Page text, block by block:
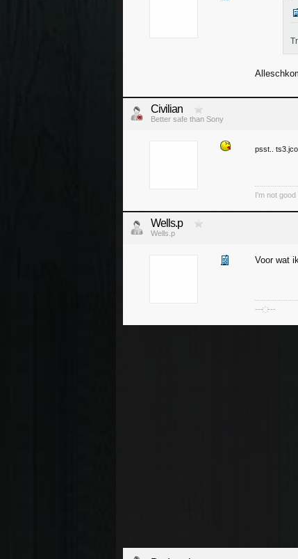
Civilian
Better safe than Sony
psst..
I'm not
Wells.p
Wells.p
Voor wat
--- ҉ ---